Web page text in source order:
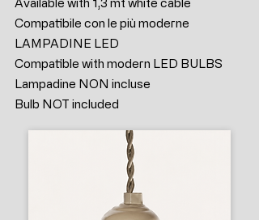
Available with 1,3 mt white cable
Compatibile con le più moderne
LAMPADINE LED
Compatible with modern LED BULBS
Lampadine NON incluse
Bulb NOT included